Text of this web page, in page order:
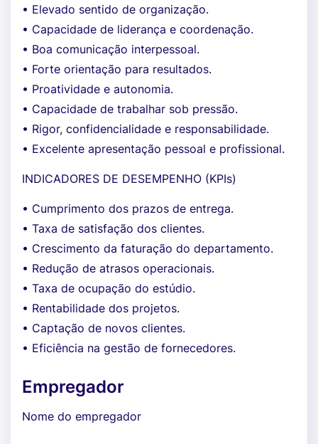
• Elevado sentido de organização.
• Capacidade de liderança e coordenação.
• Boa comunicação interpessoal.
• Forte orientação para resultados.
• Proatividade e autonomia.
• Capacidade de trabalhar sob pressão.
• Rigor, confidencialidade e responsabilidade.
• Excelente apresentação pessoal e profissional.
INDICADORES DE DESEMPENHO (KPIs)
• Cumprimento dos prazos de entrega.
• Taxa de satisfação dos clientes.
• Crescimento da faturação do departamento.
• Redução de atrasos operacionais.
• Taxa de ocupação do estúdio.
• Rentabilidade dos projetos.
• Captação de novos clientes.
• Eficiência na gestão de fornecedores.
Empregador
Nome do empregador